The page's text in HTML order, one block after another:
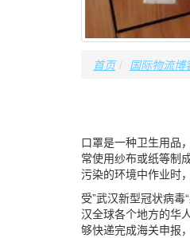
首页 国际物流博
口罩是一种卫生用品
常使用纱布或纸等制
污染的环境中作业时
受”武汉新型冠状病
汉全球各个地方的华
够快递完成海关申报